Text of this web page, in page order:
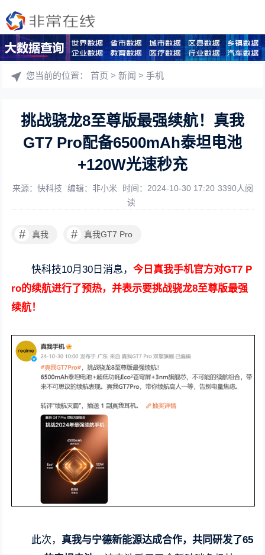
您当前的位置：首页 >新闻 >手机
挑战骁龙8至尊版最强续航！真我
GT7 Pro配备6500mAh泰坦电池
+120W光速秒充
来源：快科技 编辑：非小米 时间：2024-10-30 17:20 3390人阅
读
# 真我 # 真我GT7 Pro
快科技10月30日消息，今日真我手机官方对GT7 P
ro的续航进行了预热，并表示要挑战骁龙8至尊版最强
续航！
此次， 真我与宁德新能源达成合作，共同研发了65